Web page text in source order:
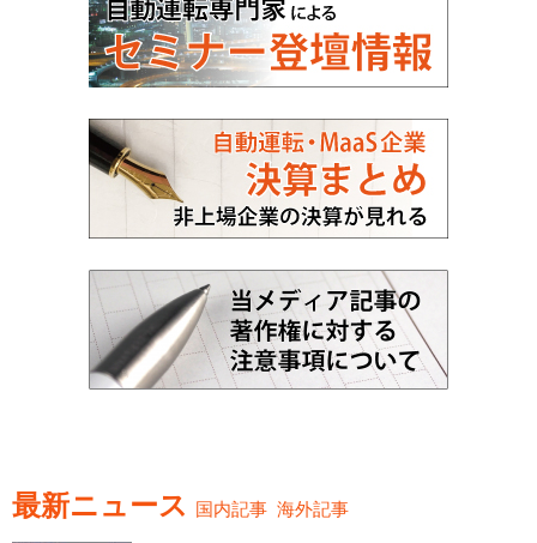
最新ニュース 国内記事 海外記事